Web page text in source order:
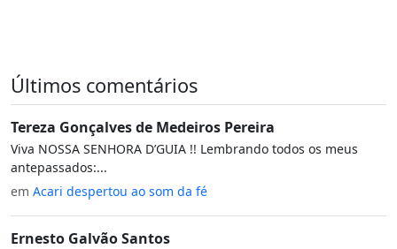
Últimos comentários
Tereza Gonçalves de Medeiros Pereira
Viva NOSSA SENHORA D’GUIA !! Lembrando todos os meus
antepassados:...
em Acari despertou ao som da fé
Ernesto Galvão Santos